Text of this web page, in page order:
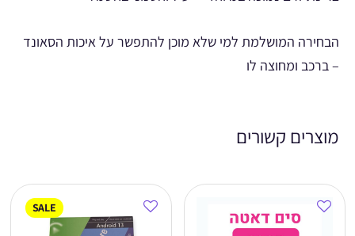
הבחירה המושלמת למי שלא מוכן להתפשר על איכות הסאונד
– ברכב ומחוצה לו
מוצרים קשורים
SALE